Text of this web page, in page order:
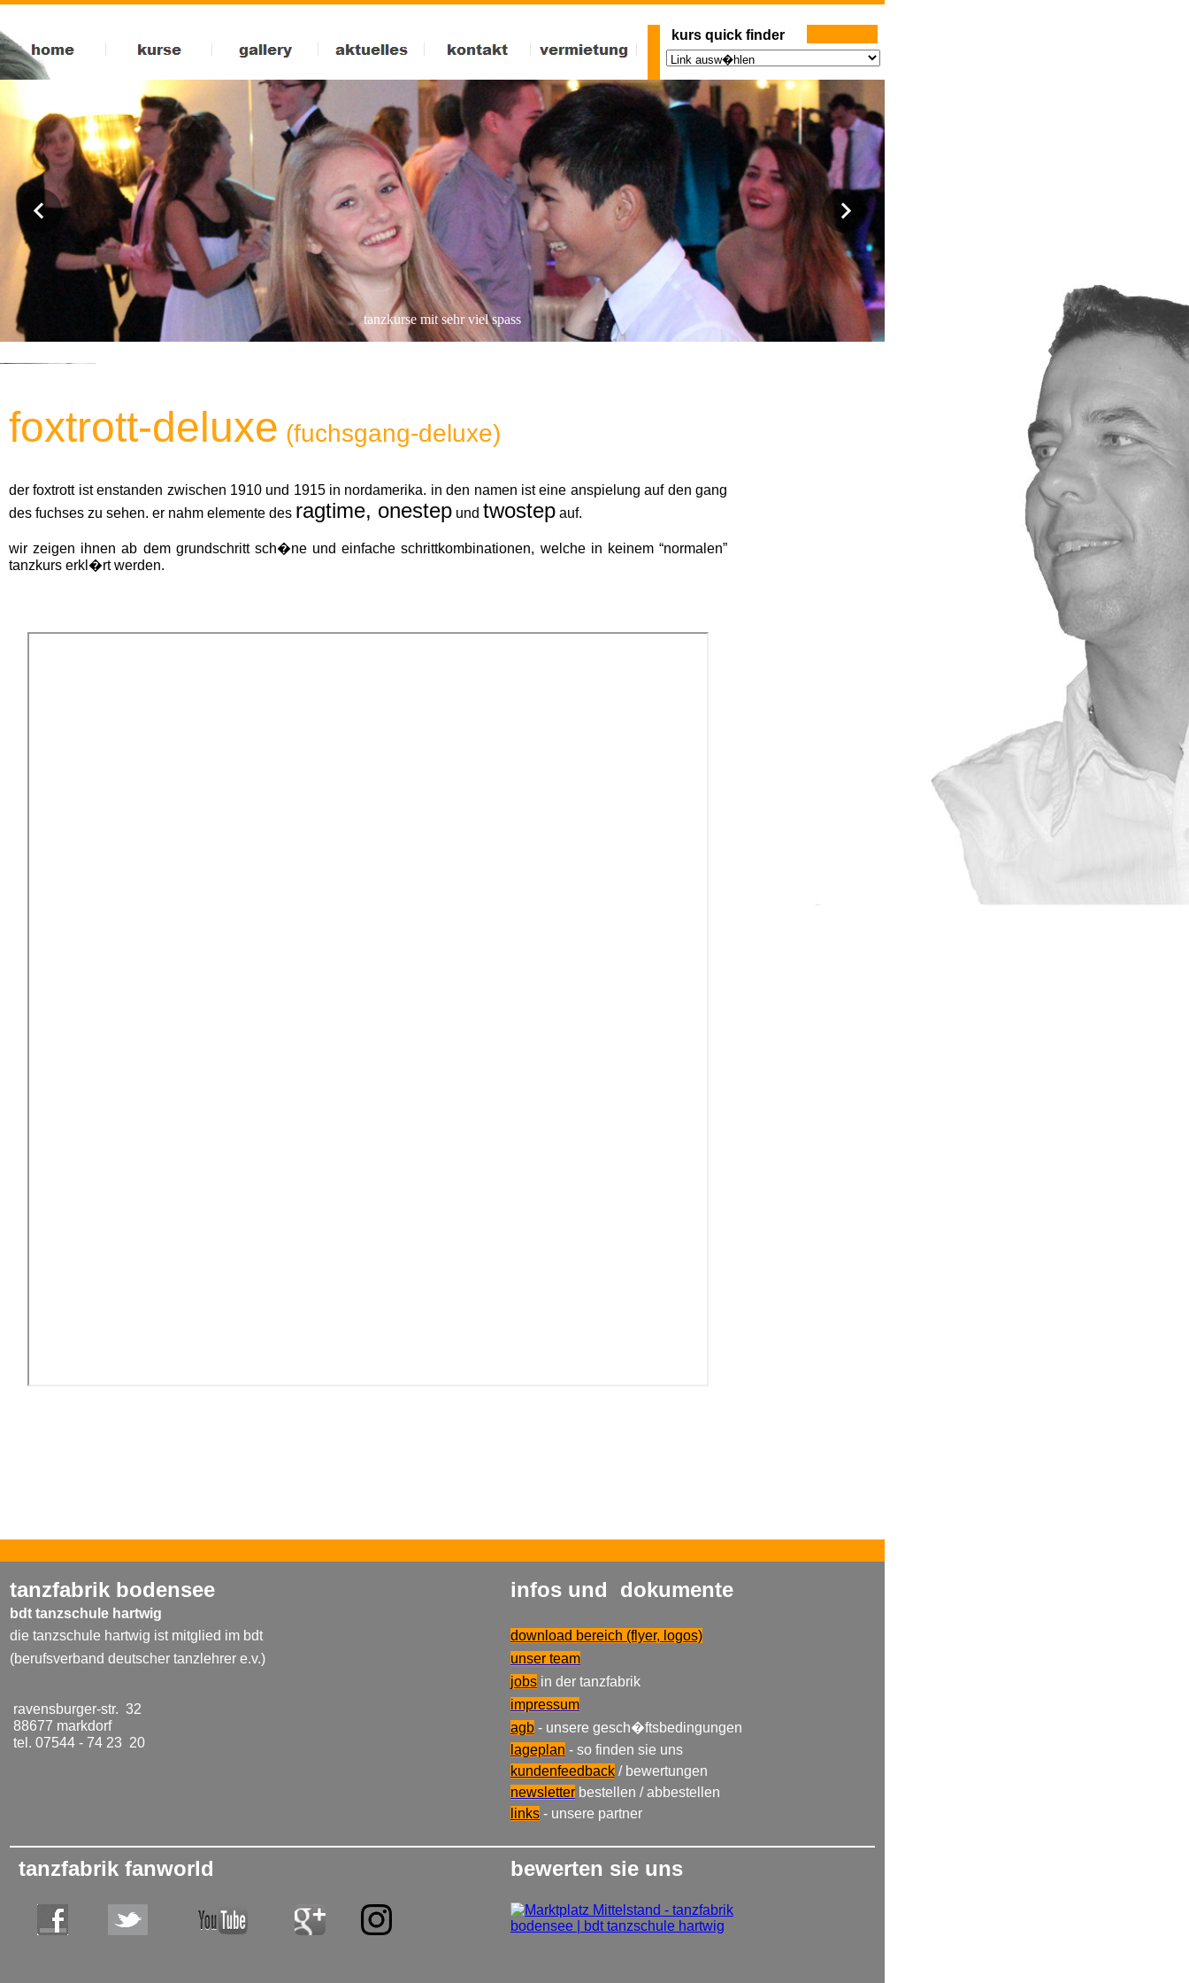
foxtrott-deluxe (fuchsgang-deluxe)
der foxtrott ist enstanden zwischen 1910 und 1915 in nordamerika. in den namen ist eine anspielung auf den gang
des fuchses zu sehen. er nahm elemente des ragtime, onestep und twostep auf.
wir zeigen ihnen ab dem grundschritt sch�ne und einfache schrittkombinationen, welche in keinem “normalen”
tanzkurs erkl�rt werden.
tanzkurse mit sehr viel spass
kurs quick finder
tanzfabrik bodensee infos und dokumente
bdt tanzschule hartwig
die tanzschule hartwig ist mitglied im bdt
download bereich (flyer, logos)
(berufsverband deutscher tanzlehrer e.v.)
unser team
ravensburger-str. 32
88677 markdorf
tel. 07544 - 74 23 20
jobs in der tanzfabrik
impressum
agb - unsere gesch�ftsbedingungen
lageplan - so finden sie uns
kundenfeedback / bewertungen
newsletter bestellen / abbestellen
links - unsere partner
tanzfabrik fanworld bewerten sie uns